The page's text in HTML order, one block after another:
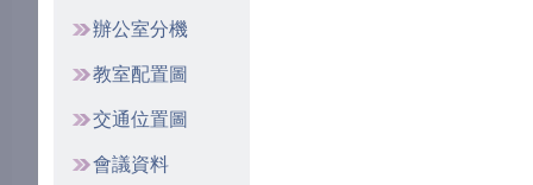
辦公室分機
教室配置圖
交通位置圖
會議資料